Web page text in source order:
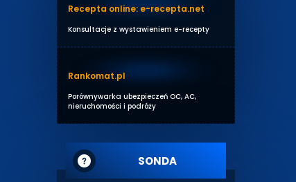
Recepta online: e-recepta.net
Konsultacje z wystawieniem e-recepty
Rankomat.pl
Porównywarka ubezpieczeń OC, AC,
nieruchomości i podróży
SONDA